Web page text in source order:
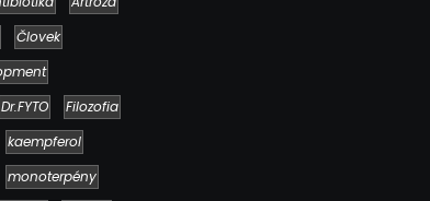
Človek
Dr.FYTO
Filozofia
kaempferol
monoterpény